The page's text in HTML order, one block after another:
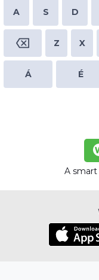
A S D
Z X
Á É
A smart